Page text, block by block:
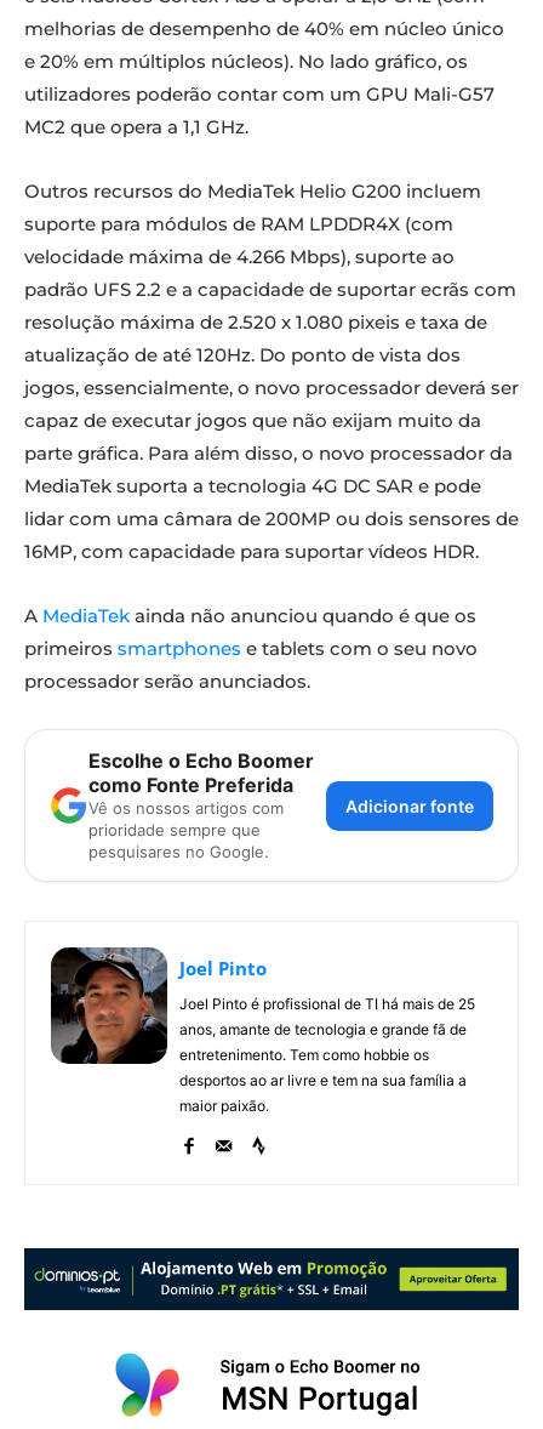
melhorias de desempenho de 40% em núcleo único
e 20% em múltiplos núcleos). No lado gráfico, os
utilizadores poderão contar com um GPU Mali-G57
MC2 que opera a 1,1 GHz.
Outros recursos do MediaTek Helio G200 incluem
suporte para módulos de RAM LPDDR4X (com
velocidade máxima de 4.266 Mbps), suporte ao
padrão UFS 2.2 e a capacidade de suportar ecrãs com
resolução máxima de 2.520 x 1.080 pixeis e taxa de
atualização de até 120Hz. Do ponto de vista dos
jogos, essencialmente, o novo processador deverá ser
capaz de executar jogos que não exijam muito da
parte gráfica. Para além disso, o novo processador da
MediaTek suporta a tecnologia 4G DC SAR e pode
lidar com uma câmara de 200MP ou dois sensores de
16MP, com capacidade para suportar vídeos HDR.
A MediaTek ainda não anunciou quando é que os
primeiros smartphones e tablets com o seu novo
processador serão anunciados.
Escolhe o Echo Boomer
como Fonte Preferida
Vê os nossos artigos com
prioridade sempre que
pesquisares no Google.
Adicionar fonte
Joel Pinto
Joel Pinto é profissional de TI há mais de 25
anos, amante de tecnologia e grande fã de
entretenimento. Tem como hobbie os
desportos ao ar livre e tem na sua família a
maior paixão.